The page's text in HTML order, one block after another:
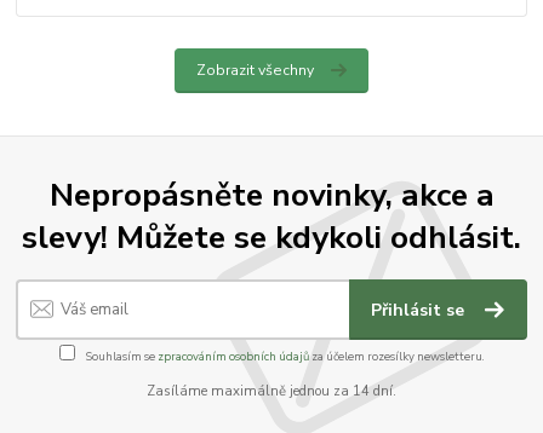
Zobrazit všechny
Nepropásněte novinky, akce a
slevy! Můžete se kdykoli odhlásit.
Přihlásit se
Souhlasím se zpracováním osobních údajůza účelem rozesílky newsletteru.
Zasíláme maximálně jednou za 14 dní.